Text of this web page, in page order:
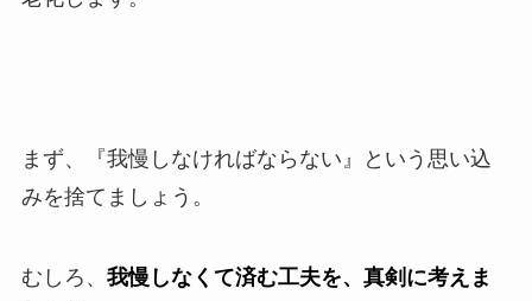
まず、『我慢しなければならない』という思い込
みを捨てましょう。
むしろ、 我慢しなくて済む工夫を、真剣に考えま